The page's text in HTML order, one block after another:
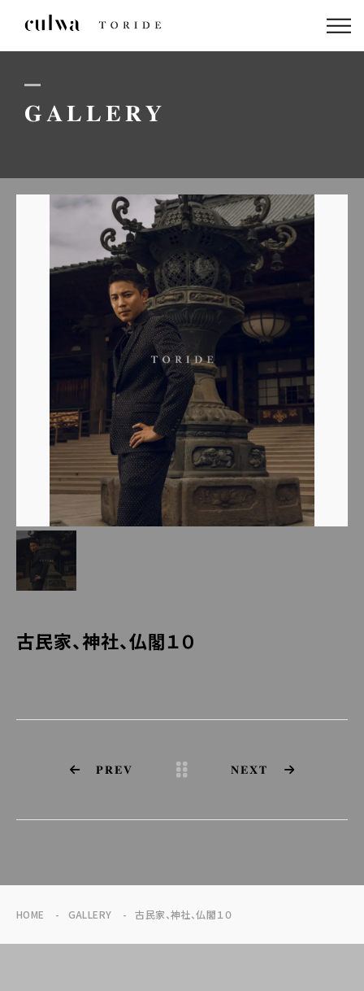
GALLERY
古民家、神社、仏閣１０
PREV NEXT
HOME GALLERY 古民家、神社、仏閣１０
ABOUT US
PACKAGE
STAFF
GALLERY
BLOG
LINEでのお問い合わせはこちら